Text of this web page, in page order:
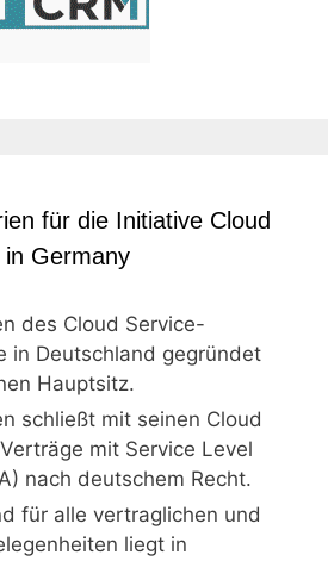
für die Initiative Cloud
Germany
des Cloud Service-
in Deutschland gegründet
Hauptsitz.
schließt mit seinen Cloud
mit Service Level
nach deutschem Recht.
für alle vertraglichen und
liegt in